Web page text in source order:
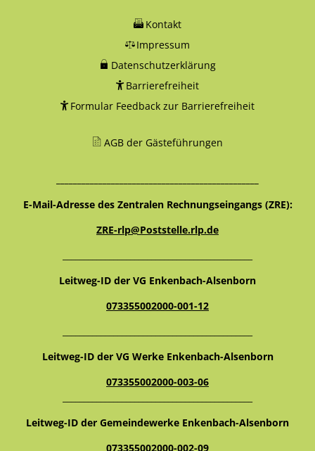
Kontakt
Impressum
Datenschutzerklärung
Barrierefreiheit
Formular Feedback zur Barrierefreiheit
AGB der Gästeführungen
E-Mail-Adresse des Zentralen Rechnungseingangs (ZRE):
ZRE-rlp@Poststelle.rlp.de
Leitweg-ID der VG Enkenbach-Alsenborn
073355002000-001-12
Leitweg-ID der VG Werke Enkenbach-Alsenborn
073355002000-003-06
Leitweg-ID der Gemeindewerke Enkenbach-Alsenborn
073355002000-002-09